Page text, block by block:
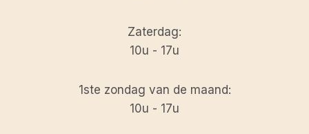
Zaterdag:
10u - 17u
1ste zondag van de maand:
10u - 17u